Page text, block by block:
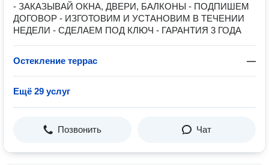
- ЗАКАЗЫВАЙ ОКНА, ДВЕРИ, БАЛКОНЫ - ПОДПИШЕМ
ДОГОВОР - ИЗГОТОВИМ И УСТАНОВИМ В ТЕЧЕНИИ
НЕДЕЛИ - СДЕЛАЕМ ПОД КЛЮЧ - ГАРАНТИЯ 3 ГОДА
Остекление террас —
Ещё 29 услуг
Позвонить Чат